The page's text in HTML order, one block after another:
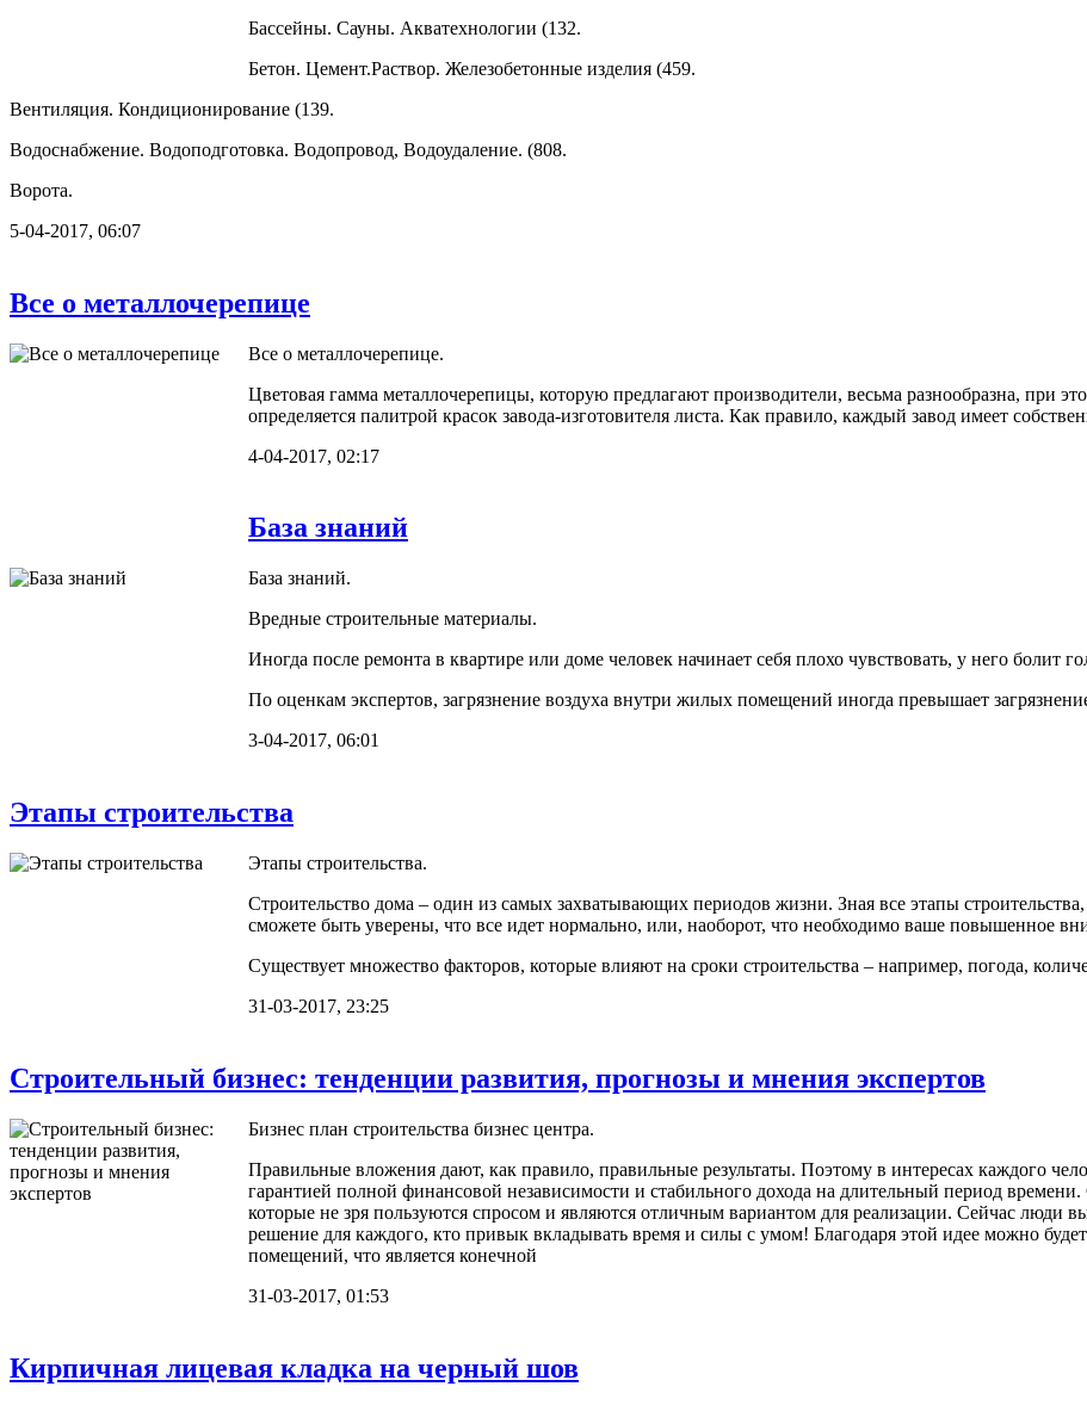
Бассейны. Сауны. Акватехнологии (132.
Бетон. Цемент.Раствор. Железобетонные изделия (459.
Вентиляция. Кондиционирование (139.
Водоснабжение. Водоподготовка. Водопровод, Водоудаление. (808.
Ворота.
5-04-2017, 06:07
Все о металлочерепице
Все о металлочерепице.
Цветовая гамма металлочерепицы, которую предлагают производители, весьма разнообразна, при
определяется палитрой красок завода-изготовителя листа. Как правило, каждый завод имеет
4-04-2017, 02:17
База знаний
База знаний.
Вредные строительные материалы.
Иногда после ремонта в квартире или доме человек начинает себя плохо чувствовать, у него болит
По оценкам экспертов, загрязнение воздуха внутри жилых помещений иногда превышает
3-04-2017, 06:01
Этапы строительства
Этапы строительства.
Строительство дома – один из самых захватывающих периодов жизни. Зная все этапы
сможете быть уверены, что все идет нормально, или, наоборот, что необходимо ваше повышенное
Существует множество факторов, которые влияют на сроки строительства – например, погода,
31-03-2017, 23:25
Строительный бизнес: тенденции развития, прогнозы и мнения экспертов
Бизнес план строительства бизнес центра.
Правильные вложения дают, как правило, правильные результаты. Поэтому в интересах каждого
гарантией полной финансовой независимости и стабильного дохода на длительный период
которые не зря пользуются спросом и являются отличным вариантом для реализации. Сейчас люди
решение для каждого, кто привык вкладывать время и силы с умом! Благодаря этой идее можно
помещений, что является конечной
31-03-2017, 01:53
Кирпичная лицевая кладка на черный шов